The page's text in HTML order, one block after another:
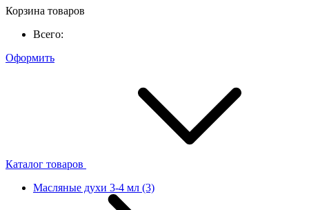
Корзина товаров
Всего:
Оформить
Каталог товаров
Масляные духи 3-4 мл (3)